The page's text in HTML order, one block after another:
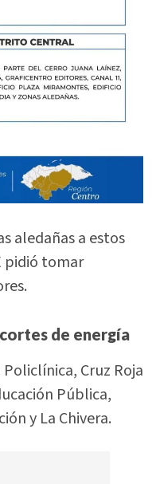
aledañas a estos
pidió tomar
de energía
Cruz Roja
Pública,
y La Chivera.